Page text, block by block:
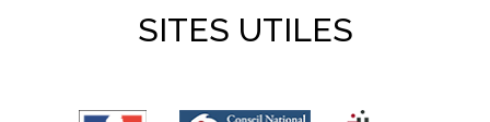
SITES UTILES